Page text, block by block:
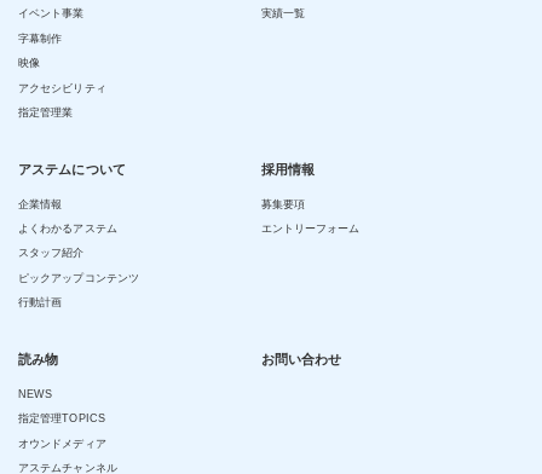
イベント事業
字幕制作
映像
アクセシビリティ
指定管理業
実績一覧
アステムについて
企業情報
よくわかるアステム
スタッフ紹介
ピックアップコンテンツ
行動計画
採用情報
募集要項
エントリーフォーム
読み物
NEWS
指定管理TOPICS
オウンドメディア
アステムチャンネル
お問い合わせ